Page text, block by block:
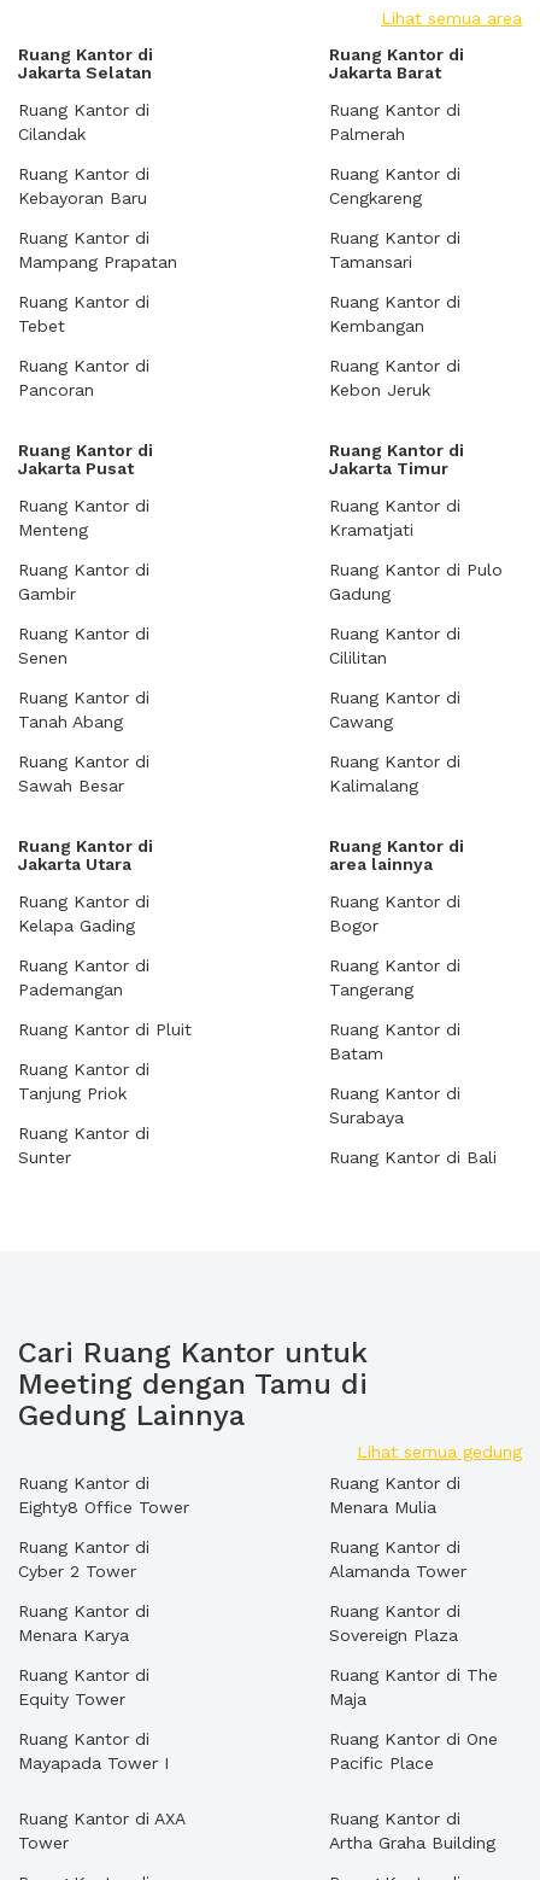
Lihat semua area
Ruang Kantor di
Jakarta Selatan
Ruang Kantor di
Cilandak
Ruang Kantor di
Kebayoran Baru
Ruang Kantor di
Mampang Prapatan
Ruang Kantor di
Tebet
Ruang Kantor di
Pancoran
Ruang Kantor di
Jakarta Barat
Ruang Kantor di
Palmerah
Ruang Kantor di
Cengkareng
Ruang Kantor di
Tamansari
Ruang Kantor di
Kembangan
Ruang Kantor di
Kebon Jeruk
Ruang Kantor di
Jakarta Pusat
Ruang Kantor di
Menteng
Ruang Kantor di
Gambir
Ruang Kantor di
Senen
Ruang Kantor di
Tanah Abang
Ruang Kantor di
Sawah Besar
Ruang Kantor di
Jakarta Timur
Ruang Kantor di
Kramatjati
Ruang Kantor di Pulo
Gadung
Ruang Kantor di
Cililitan
Ruang Kantor di
Cawang
Ruang Kantor di
Kalimalang
Ruang Kantor di
Jakarta Utara
Ruang Kantor di
Kelapa Gading
Ruang Kantor di
Pademangan
Ruang Kantor di Pluit
Ruang Kantor di
Tanjung Priok
Ruang Kantor di
Sunter
Ruang Kantor di
area lainnya
Ruang Kantor di
Bogor
Ruang Kantor di
Tangerang
Ruang Kantor di
Batam
Ruang Kantor di
Surabaya
Ruang Kantor di Bali
Cari Ruang Kantor untuk
Meeting dengan Tamu di
Gedung Lainnya
Lihat semua gedung
Ruang Kantor di
Eighty8 Office Tower
Ruang Kantor di
Cyber 2 Tower
Ruang Kantor di
Menara Karya
Ruang Kantor di
Equity Tower
Ruang Kantor di
Mayapada Tower I
Ruang Kantor di
Menara Mulia
Ruang Kantor di
Alamanda Tower
Ruang Kantor di
Sovereign Plaza
Ruang Kantor di The
Maja
Ruang Kantor di One
Pacific Place
Ruang Kantor di AXA
Tower
Ruang Kantor di
Artha Graha Building